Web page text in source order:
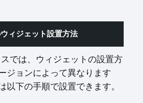
ィジェット設置方法
では、ウィジェットの設置方
ジョンによって異なります
以下の手順で設置できます。